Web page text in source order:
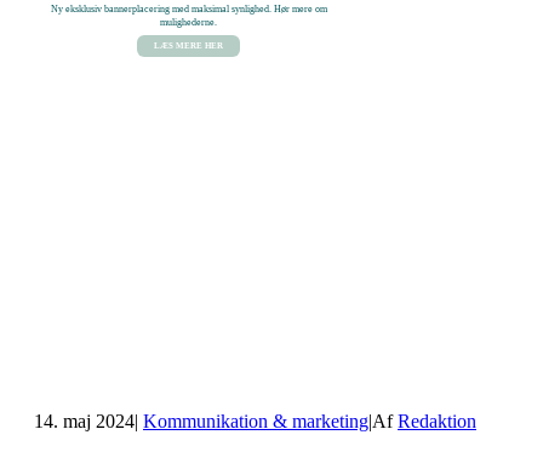
Ny eksklusiv bannerplacering med maksimal synlighed. Hør mere om
mulighederne.
LÆS MERE HER
14. maj 2024| Kommunikation & marketing|AfRedaktion